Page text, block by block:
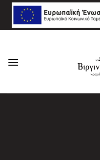
Skip
content